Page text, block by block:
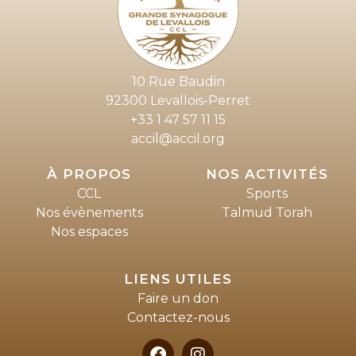
10 Rue Baudin
92300 Levallois-Perret
+33 1 47 57 11 15
accil@accil.org
À PROPOS
CCL
Nos évènements
Nos espaces
NOS ACTIVITÉS
Sports
Talmud Torah
LIENS UTILES
Faire un don
Contactez-nous